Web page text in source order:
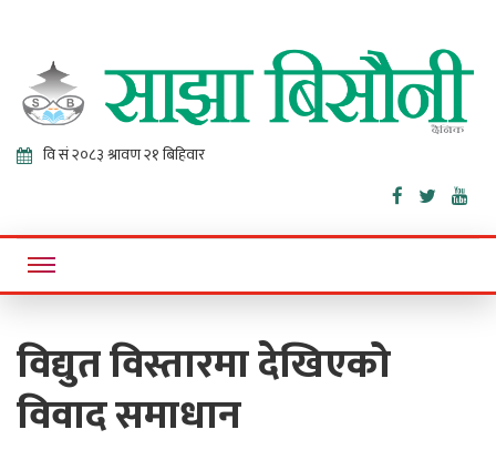
Sajha
Bisaunee
Online News Portal
विद्युत विस्तारमा देखिएको
विवाद समाधान